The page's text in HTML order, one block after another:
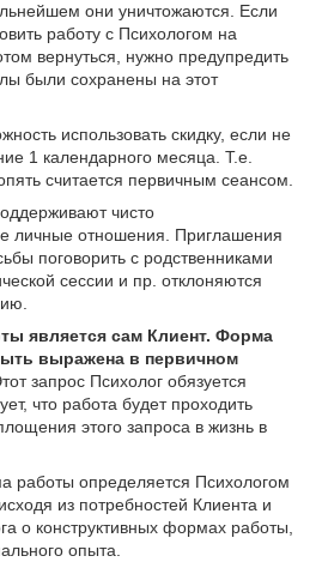
они уничтожаются. Если
работу с Психологом на
вернуться, нужно предупредить
были сохранены на этот
использовать скидку, если не
1 календарного месяца. Т.е.
считается первичным сеансом.
чисто
личные отношения. Приглашения
поговорить с родственниками
сессии и пр. отклоняются
является сам Клиент. Форма
выражена в первичном
запрос Психолог обязуется
что работа будет проходить
этого запроса в жизнь в
работы определяется Психологом
из потребностей Клиента и
о конструктивных формах работы,
опыта.